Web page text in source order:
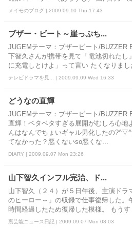
メイモのブログ | 2009.09.10 Thu 17:43
ブザー・ビート～崖っぷち...
JUGEMテーマ：ブザービート/BUZZER
下智久さんが携帯を見て「電池切れたし
に充電しとけよ」って言い たくなりまし
テレビドラマを見... | 2009.09.09 Wed 16:33
どうなの直輝
JUGEMテーマ：ブザービート/BUZZER
直輝！ベタベタすぎる展開がむしろ心地
んはなんでちょいギャル男化したの
てなかった？悪くないso悪くな...
DIARY | 2009.09.07 Mon 23:26
山下智久インフル完治、ド...
山下智久（２４）が５日午後、主演ドラ
のヒーロー～」の収録で仕事復帰した。
時間経過したため復帰した模様。 もうす
裏芸能ニュース日記 | 2009.09.07 Mon 08:03